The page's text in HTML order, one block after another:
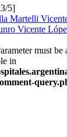
5]
Martelli
Vicente
must
in